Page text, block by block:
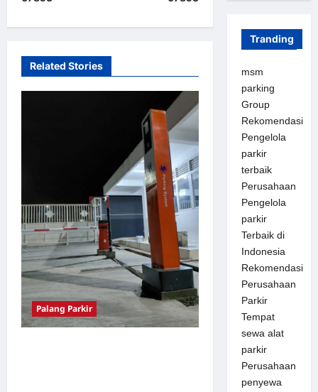
i
t
Related Stories
Palang Parkir
Tranding
msm
parking
Group
Rekomendasi
Pengelola
parkir
terbaik
Perusahaan
Pengelola
parkir
Terbaik di
Indonesia
Rekomendasi
Perusahaan
Parkir
Tempat
sewa alat
parkir
Perusahaan
penyewa